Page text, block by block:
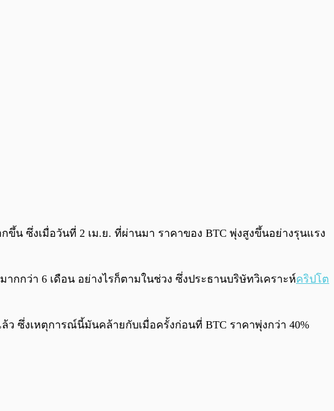
0:00 0:00
กขึ้น ซึ่งเมื่อวันที่ 2 เม.ย. ที่ผ่านมา ราคาของ BTC พุ่งสูงขึ้นอย่างรุนแรง
กกว่า 6 เดือน อย่างไรก็ตามในช่วง ซึ่งประธานบริษัทวิเคราะห์คริปโต
ว ซึ่งเหตุการณ์นี้มันคล้ายกับเมื่อครั้งก่อนที่ BTC ราคาพุ่งกว่า 40%